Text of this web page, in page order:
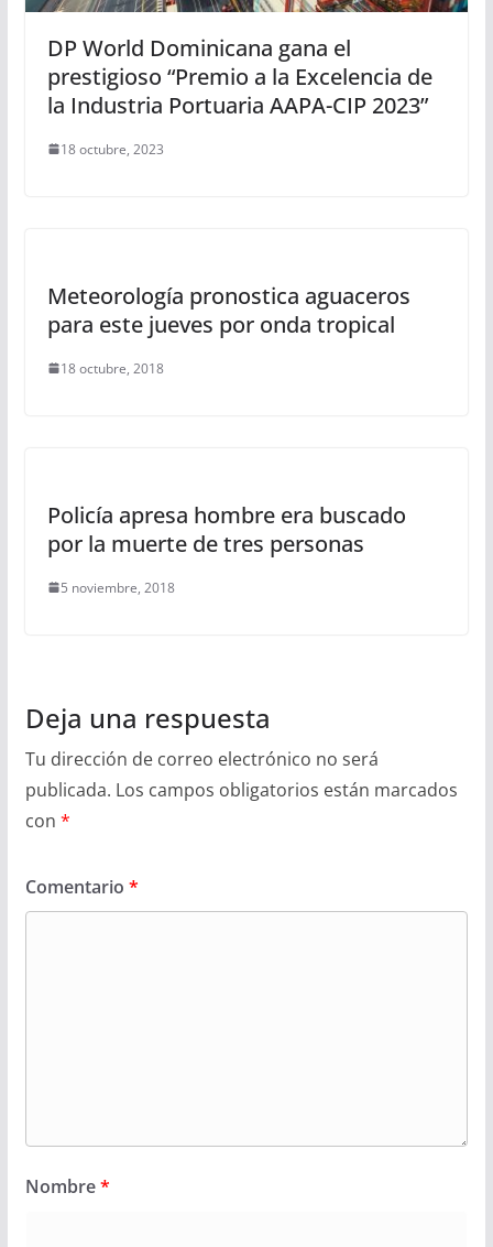
DP World Dominicana gana el
prestigioso “Premio a la Excelencia de
la Industria Portuaria AAPA-CIP 2023”
18 octubre, 2023
Meteorología pronostica aguaceros
para este jueves por onda tropical
18 octubre, 2018
Policía apresa hombre era buscado
por la muerte de tres personas
5 noviembre, 2018
Deja una respuesta
Tu dirección de correo electrónico no será
publicada. Los campos obligatorios están marcados
con *
Comentario *
Nombre*